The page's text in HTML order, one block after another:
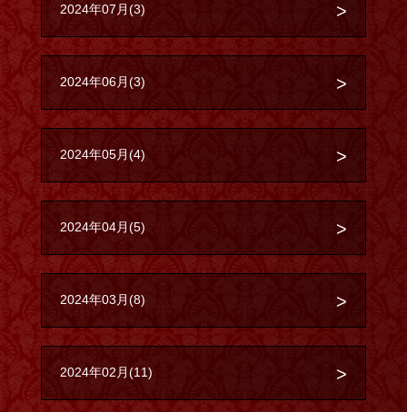
2024年07月(3)
2024年06月(3)
2024年05月(4)
2024年04月(5)
2024年03月(8)
2024年02月(11)